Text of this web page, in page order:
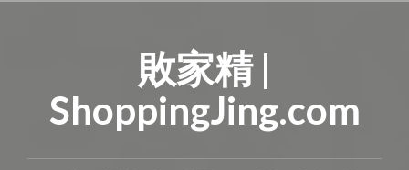
敗家精 |
ShoppingJing.com